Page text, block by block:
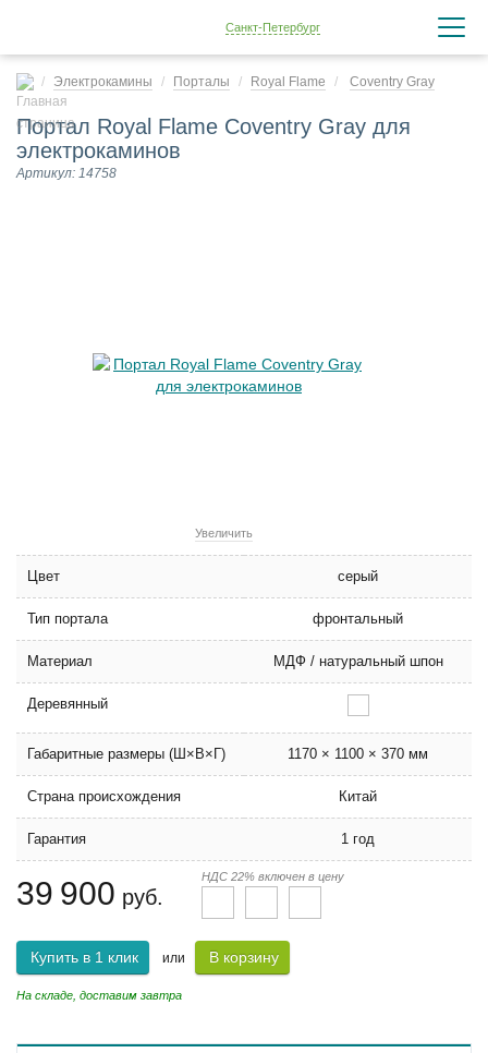
Санкт-Петербург
Электрокамины Порталы Royal Flame Coventry Gray
Портал Royal Flame Coventry Gray для
электрокаминов
Артикул: 14758
Увеличить
Цвет серый
Тип портала фронтальный
Материал МДФ / натуральный шпон
Деревянный
Габаритные размеры (Ш×В×Г) 1170 × 1100 × 370 мм
Страна происхождения Китай
Гарантия 1 год
39 900 руб.
НДС 22% включен в цену
Купить в 1 клик или В корзину
На складе, доставим завтра